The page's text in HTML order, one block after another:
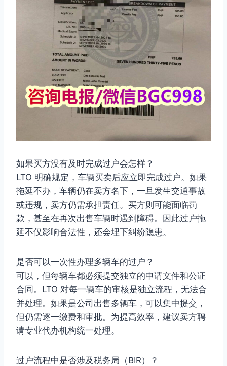
如果买方没有及时完成过户会怎样？
LTO 明确规定，车辆买卖后应立即完成过户。如果
拖延不办，车辆仍在卖方名下，一旦发生交通事故
或违规，卖方仍需承担责任。买方则可能面临罚
款，甚至在再次出售车辆时遇到障碍。因此过户拖
延不仅影响合法性，还会埋下纠纷隐患。
是否可以一次性办理多辆车的过户？
可以，但每辆车都必须提交独立的申请文件和公证
合同。LTO 对每一辆车的审核是独立流程，无法合
并处理。如果是公司出售多辆车，可以集中提交，
但仍需逐一缴费和审批。为提高效率，建议卖方聘
请专业代办机构统一处理。
过户流程中是否涉及税务局（BIR）？